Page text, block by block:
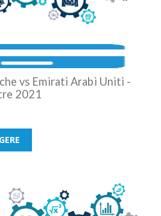
vs Emirati Arabi Uniti -
2021